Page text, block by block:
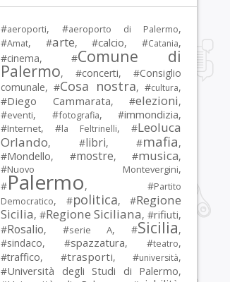
#aeroporti, #aeroporto di Palermo,
#Amat, #arte, #calcio, #Catania,
#cinema, #Comune di
Palermo, #concerti, #Consiglio
comunale, #Cosa nostra, #cultura,
#Diego Cammarata, #elezioni,
#eventi, #fotografia, #immondizia,
#Internet, #la Feltrinelli, #Leoluca
Orlando, #libri, #mafia,
#Mondello, #mostre, #musica,
#Nuovo Montevergini,
#Palermo, #Partito
Democratico, #politica, #Regione
Sicilia, #Regione Siciliana, #rifiuti,
#Rosalio, #serie A, #Sicilia,
#sindaco, #spazzatura, #teatro,
#traffico, #trasporti, #università,
#Università degli Studi di Palermo,